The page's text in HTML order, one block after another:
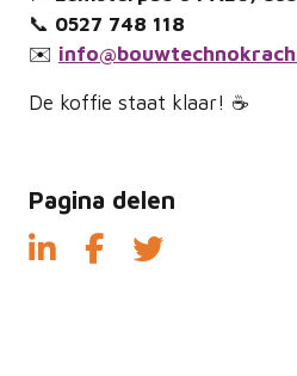
📞 0527 748 118
✉️
De koffie staat klaar! ☕
Pagina delen